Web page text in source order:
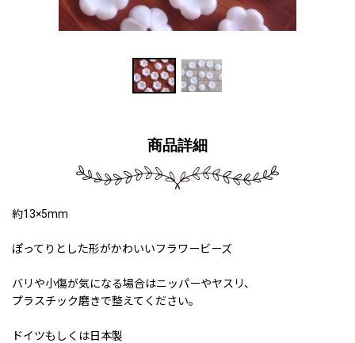
商品詳細
約13×5mm
ぽってりとした形がかわいいフラワービーズ
バリや小傷が気になる場合はニッパーやヤスリ、
プラスチック磨きで整えてください。
ドイツもしくは日本製